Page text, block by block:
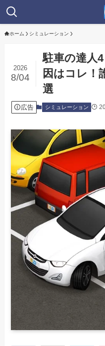
ホーム シミュレーション
駐車の達人
因はコレ！
選
2026
8/04
広告 シミュレーション